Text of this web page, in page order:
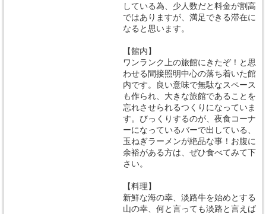
している為、少人数だと料金が割高
ではありますが、満足できる滞在に
なると思います。
【館内】
ワンランク上の旅館にきたぞ！と思
わせる間接照明中心の落ち着いた館
内です。良い意味で無駄なスペース
も作られ、大きな旅館であることを
忘れさせられるつくりになっていま
す。びっくりするのが、夜食コーナ
ーになっているバーで出している、
玉ねぎラーメンが絶品な事！お腹に
余裕がある方は、ぜひ食べてみて下
さい。
【料理】
新鮮な海の幸、淡路牛を始めとする
山の幸、何と言っても淡路と言えば